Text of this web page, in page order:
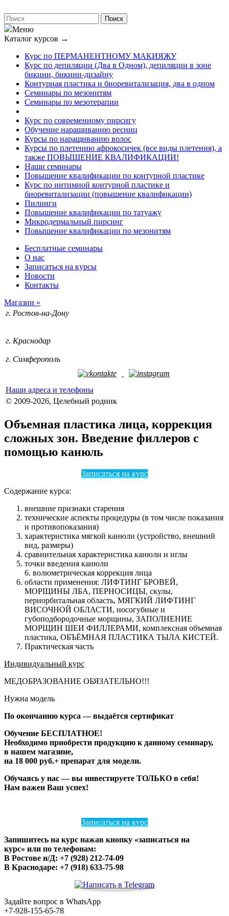
Меню
Каталог курсов →
Курс по ПЕРМАНЕНТНОМУ МАКИЯЖУ
Курс по депиляции (Два в Одном), депиляции в зоне
бикини, бикини-дизайну
Контурная пластика и биоревитализация, два в одном
Семинары по мезонитям
Семинары по мезотерапии
Курс по современному пирсигу
Обучение наращиванию ресниц
Курсы по наращиванию волос
Курсы по плетению афрокосичек (все виды плетения), а
также ПОВЫШЕНИЕ КВАЛИФИКАЦИИ!
Наши семинары
Повышение квалификации по контурной пластике
Курс по интимной контурной пластике и
биоревитализации (повышение квалификации)
Пилинги
Повышение квалификации по татуажу
Микродермальный пирсинг
Повышение квалификации по мезонитям
Бесплатные семинары
О нас
Записаться на курсы
Новости
Контакты
Магазин »
г. Ростов-на-Дону
г. Краснодар
г. Симферополь
Наши адреса и телефоны
© 2009-2026, Целебный родник
Объемная пластика лица, коррекция
сложных зон. Введение филлеров с
помощью канюль
Записаться на курс
Содержание курса:
внешние признаки старения
технические аспекты процедуры (в том числе показания
и противопоказания)
характеристика мягкой канюли (устройство, внешний
вид, размеры)
сравнительная характеристика канюли и иглы
точки введения канюли
6. волюметрическая коррекция лица
области применения: ЛИФТИНГ БРОВЕЙ,
МОРЩИНЫ ЛБА, ПЕРНОСИЦЫ, скулы,
периорбитальная область, МЯГКИЙ ЛИФТИНГ
ВИСОЧНОЙ ОБЛАСТИ, носогубные и
губоподбородочные морщины, ЗАПОЛНЕНИЕ
МОРЩИН ШЕИ ФИЛЛЕРАМИ, комплексная объемная
пластика, ОБЪЁМНАЯ ПЛАСТИКА ТЫЛА КИСТЕЙ.
Практическая часть
Индивидуальный курс
МЕДОБРАЗОВАНИЕ ОБЯЗАТЕЛЬНО!!!
Нужна модель
По окончанию курса — выдаётся сертификат
Обучение БЕСПЛАТНОЕ!
Необходимо приобреcти продукцию к данному семинару,
в нашем магазине,
на 18 000 руб.+ препарат для модели.
Обучаясь у нас — вы инвестируете ТОЛЬКО в себя!
Нам важен Ваш успех!
Записаться на курс
Запишитесь на курс нажав кнопку «записаться на
курс» или по телефонам:
В Ростове н/Д: +7 (928) 212-74-09
В Краснодаре: +7 (918) 633-75-98
Задайте вопрос в WhatsApp
+7-928-155-65-78